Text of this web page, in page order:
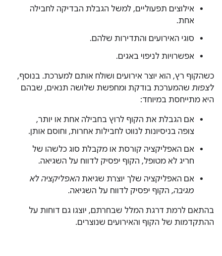
אילוצים תפעוליים, למשל הגבלת הבדיקה לחבילה
אחת.
סוגי האירועים והתדירות שלהם.
אפשרויות לניפוי באגים.
כשהקוף רץ, הוא יוצר אירועים ושולח אותם למערכת. בנוסף,
לצפות שהמערכת בודקת ומחפשת שלושה תנאים, שבהם
היא מתייחסת במיוחד:
אם הגבלת את הקוף לרוץ בחבילה אחת או יותר,
צופה בניסיונות לנווט לחבילות אחרות, וחוסם אותן.
אם האפליקציה קורסת או מקבלת סוג כלשהו של
חריג לא מטופל, הקוף יפסיק לדווח על השגיאה.
אם האפליקציה שלך יוצרת שגיאת האפליקציה לא
מגיבה, הקוף יפסיק לדווח על השגיאה.
בהתאם לרמת דרגת המלל שבחרתם, יוצגו גם דוחות על
ההתקדמות של הקוף והאירועים שנוצרים.